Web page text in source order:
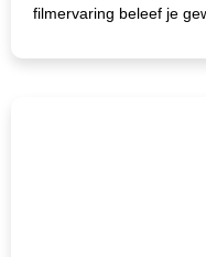
filmervaring beleef je